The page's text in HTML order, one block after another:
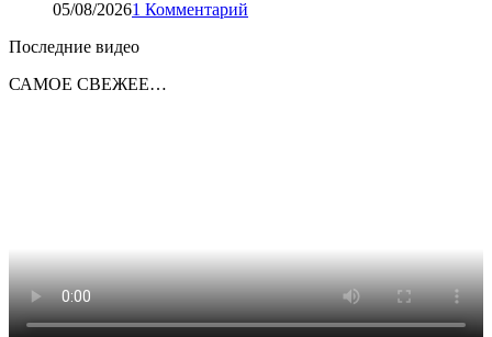
05/08/20261 Комментарий
Последние видео
САМОЕ СВЕЖЕЕ…